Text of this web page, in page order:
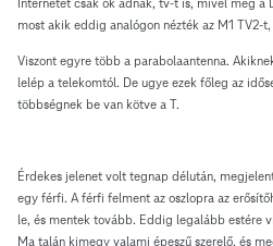
most akik eddig analógon nézték az M1 TV2-
Viszont egyre több a parabolaantenna.
lelép a telekomtól. De ugye ezek főleg az
többségnek be van kötve a T.
Érdekes jelenet volt tegnap délután,
egy férfi. A férfi felment az oszlopra az
le, és mentek tovább. Eddig legalább estére
Ma talán kimegy valami épeszű szerelő, és